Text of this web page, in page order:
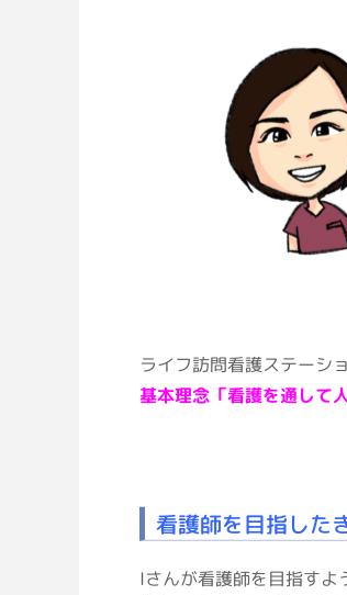
ライフ訪問看護ステーシ
基本理念「看護を通して
看護師を目指した
Iさんが看護師を目指すよ